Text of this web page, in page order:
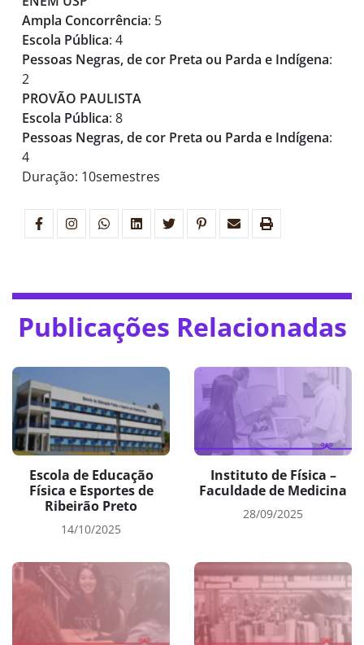
Ampla Concorrência: 5
Escola Pública: 4
Pessoas Negras, de cor Preta ou Parda e Indígena:
2
PROVÃO PAULISTA
Escola Pública: 8
Pessoas Negras, de cor Preta ou Parda e Indígena:
4
Duração: 10semestres
Publicações Relacionadas
Escola de Educação
Física e Esportes de
Ribeirão Preto
14/10/2025
Instituto de Física –
Faculdade de Medicina
28/09/2025